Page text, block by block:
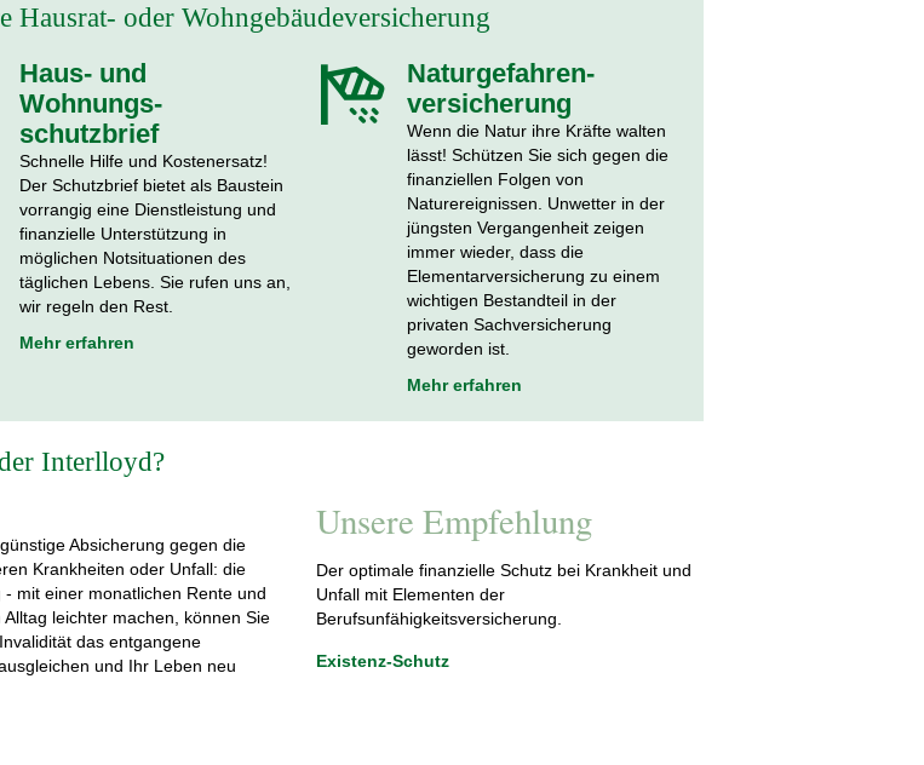
Hausrat- oder Wohngebäudeversicherung
Haus- und
Wohnungs­
schutzbrief
Schnelle Hilfe und Kostenersatz!
Der Schutzbrief bietet als Baustein
vorrangig eine Dienstleistung und
finanzielle Unterstützung in
möglichen Notsituationen des
täglichen Lebens. Sie rufen uns an,
wir regeln den Rest.
Mehr erfahren
Naturgefahren­
versicherung
Wenn die Natur ihre Kräfte walten
lässt! Schützen Sie sich gegen die
finanziellen Folgen von
Naturereignissen. Unwetter in der
jüngsten Vergangenheit zeigen
immer wieder, dass die
Elementarversicherung zu einem
wichtigen Bestandteil in der
privaten Sachversicherung
geworden ist.
Mehr erfahren
Interlloyd?
Absicherung gegen die
Krankheiten oder Unfall: die
mit einer monatlichen Rente und
leichter machen, können Sie
das entgangene
und Ihr Leben neu
Unsere Empfehlung
Der optimale finanzielle Schutz bei Krankheit und
Unfall mit Elementen der
Berufsunfähigkeitsversicherung.
Existenz-Schutz